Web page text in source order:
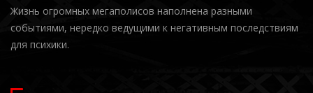
Жизнь огромных мегаполисов наполнена разными
событиями, нередко ведущими к негативным последствиям
для психики.